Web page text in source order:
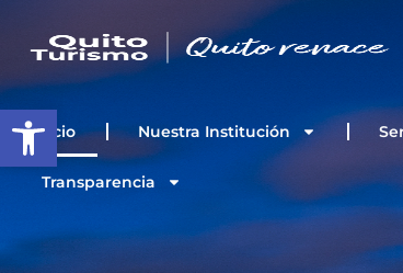
Open toolbar
Inicio Nuestra Institución
Transparencia